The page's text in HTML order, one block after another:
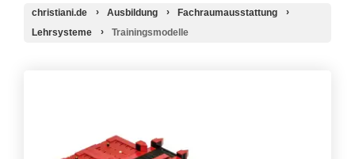
christiani.de Ausbildung
Fachraumausstattung
Lehrsysteme
Trainingsmodelle